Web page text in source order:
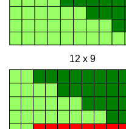
12 x 9